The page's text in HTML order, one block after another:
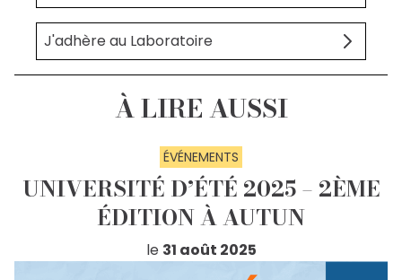
J'adhère au Laboratoire
À LIRE AUSSI
ÉVÉNEMENTS
UNIVERSITÉ D’ÉTÉ 2025 – 2ÈME
ÉDITION À AUTUN
le 31 août 2025